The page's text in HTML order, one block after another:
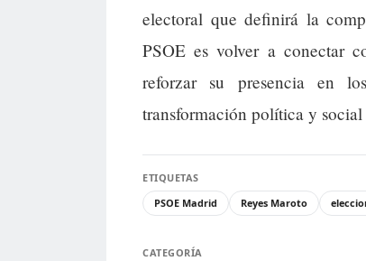
electoral que definirá la
PSOE es volver a conectar
reforzar su presencia en
transformación política y
ETIQUETAS
PSOE Madrid
Reyes Maroto
CATEGORÍA